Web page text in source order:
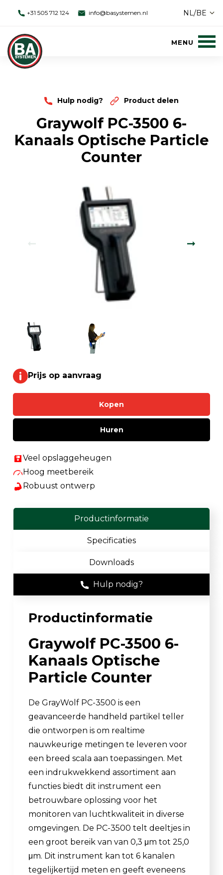
+31 505 712 124 info@basystemen.nl NL/BE
Hulp nodig? Product delen
Graywolf PC-3500 6-
Kanaals Optische Particle
Counter
Prijs op aanvraag
Huren
Kopen
Veel opslaggeheugen
Hoog meetbereik
Robuust ontwerp
Productinformatie
Specificaties
Downloads
Hulp nodig?
Productinformatie
Graywolf PC-3500 6-
Kanaals Optische
Particle Counter
De GrayWolf PC-3500 is een
geavanceerde handheld partikel teller
die ontworpen is om realtime
nauwkeurige metingen te leveren voor
een breed scala aan toepassingen. Met
een indrukwekkend assortiment aan
functies biedt dit instrument een
betrouwbare oplossing voor het
monitoren van luchtkwaliteit in diverse
omgevingen. De PC-3500 telt deeltjes in
een groot bereik van van 0,3 μm tot 25,0
μm. Dit instrument kan tot 6 kanalen
tegelijkertijd meten en geeft eveneens